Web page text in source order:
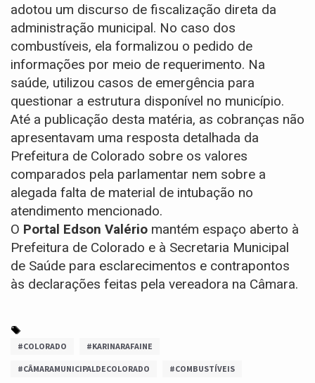
adotou um discurso de fiscalização direta da
administração municipal. No caso dos
combustíveis, ela formalizou o pedido de
informações por meio de requerimento. Na
saúde, utilizou casos de emergência para
questionar a estrutura disponível no município.
Até a publicação desta matéria, as cobranças não
apresentavam uma resposta detalhada da
Prefeitura de Colorado sobre os valores
comparados pela parlamentar nem sobre a
alegada falta de material de intubação no
atendimento mencionado.
O Portal Edson Valério mantém espaço aberto à
Prefeitura de Colorado e à Secretaria Municipal
de Saúde para esclarecimentos e contrapontos
às declarações feitas pela vereadora na Câmara.
#COLORADO #KARINARAFAINE
#CÂMARAMUNICIPALDECOLORADO #COMBUSTÍVEIS